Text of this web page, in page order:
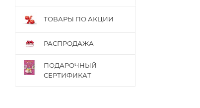
ТОВАРЫ ПО АКЦИИ
РАСПРОДАЖА
ПОДАРОЧНЫЙ
СЕРТИФИКАТ